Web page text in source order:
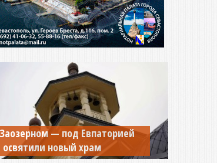
— под Евпаторией
новый храм